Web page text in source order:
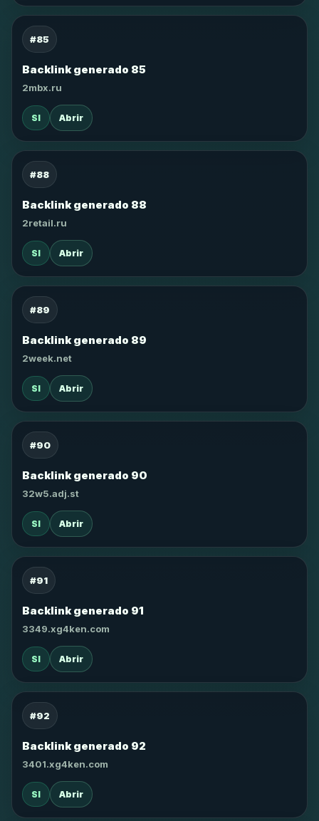
#85
Backlink generado 85
2mbx.ru
SI Abrir
#88
Backlink generado 88
2retail.ru
SI Abrir
#89
Backlink generado 89
2week.net
SI Abrir
#90
Backlink generado 90
32w5.adj.st
SI Abrir
#91
Backlink generado 91
3349.xg4ken.com
SI Abrir
#92
Backlink generado 92
3401.xg4ken.com
SI Abrir